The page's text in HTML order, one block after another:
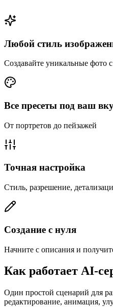
Любой стиль
Создавайте уникальные
Все пресеты под ваш
От портретов до пейзажей
Точная настройка
Стиль, разрешение,
Создание с нуля
Начните с описания и
Как работает AI-
Один простой сценарий для
редактирование, анимация,